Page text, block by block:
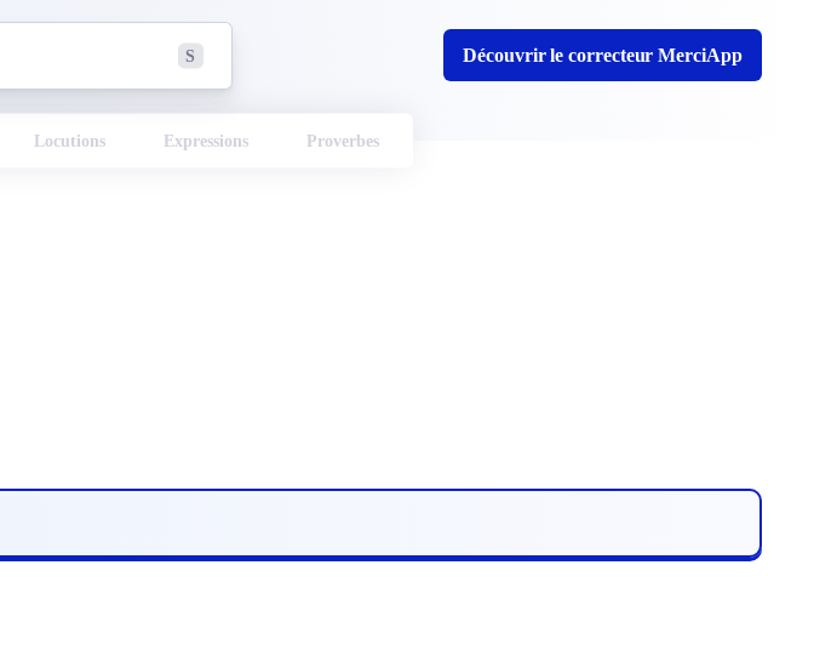
S Découvrir le correcteur MerciApp
Locutions Expressions Proverbes